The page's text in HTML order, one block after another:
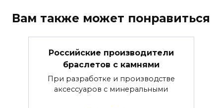
Вам также может понравиться
Российские производители
браслетов с камнями
При разработке и производстве
аксессуаров с минеральными